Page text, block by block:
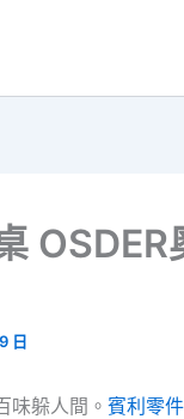
日
味躲人間。 賓利零件